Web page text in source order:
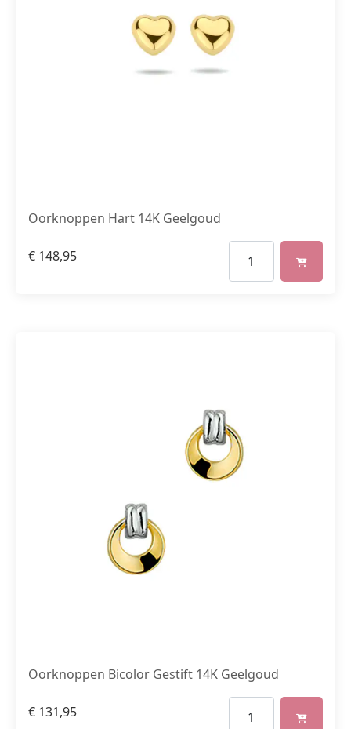
Oorknoppen Hart 14K Geelgoud
€ 148,95
Oorknoppen Bicolor Gestift 14K Geelgoud
€ 131,95